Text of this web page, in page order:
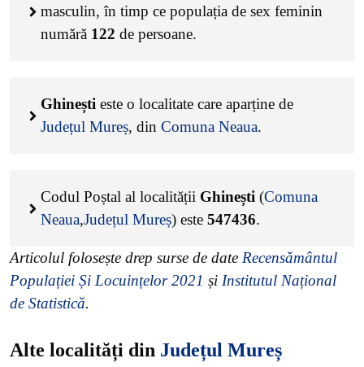
masculin, în timp ce populația de sex feminin
numără 122 de persoane.
Ghinești este o localitate care aparține de
Județul Mureș, din Comuna Neaua.
Codul Poștal al localității Ghinești (Comuna
Neaua,Județul Mureș) este 547436.
Articolul folosește drep surse de date Recensământul
Populației Și Locuințelor 2021 și Institutul Național
de Statistică.
Alte localități din Județul Mureș